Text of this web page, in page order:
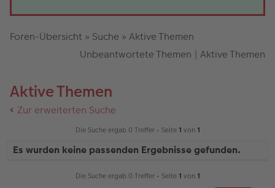
Foren-Übersicht » Suche » Aktive Themen
Unbeantwortete Themen | Aktive Themen
Aktive Themen
Zur erweiterten Suche
Die Suche ergab 0 Treffer • Seite 1 von 1
Es wurden keine passenden Ergebnisse gefunden.
Die Suche ergab 0 Treffer • Seite 1 von 1